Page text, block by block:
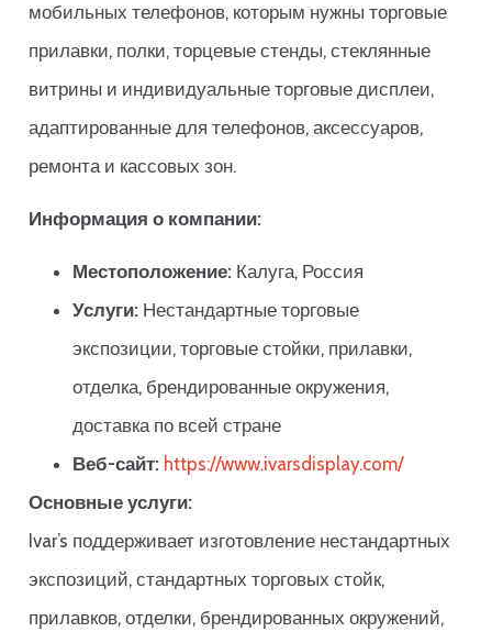
мобильных телефонов, которым нужны торговые
прилавки, полки, торцевые стенды, стеклянные
витрины и индивидуальные торговые дисплеи,
адаптированные для телефонов, аксессуаров,
ремонта и кассовых зон.
Информация о компании:
Местоположение: Калуга, Россия
Услуги: Нестандартные торговые
экспозиции, торговые стойки, прилавки,
отделка, брендированные окружения,
доставка по всей стране
Веб-сайт: https://www.ivarsdisplay.com/
Основные услуги:
Ivar’s поддерживает изготовление нестандартных
экспозиций, стандартных торговых стойк,
прилавков, отделки, брендированных окружений,